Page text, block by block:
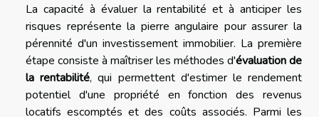
La capacité à évaluer la rentabilité et à anticiper les
risques représente la pierre angulaire pour assurer la
pérennité d'un investissement immobilier. La première
étape consiste à maîtriser les méthodes d'évaluation de
la rentabilité, qui permettent d'estimer le rendement
potentiel d'une propriété en fonction des revenus
locatifs escomptés et des coûts associés. Parmi les